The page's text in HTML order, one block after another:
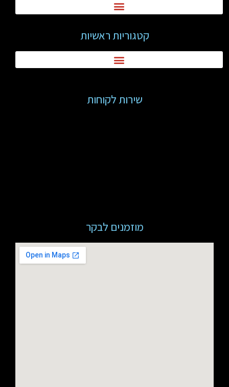
קטגוריות ראשיות
שירות לקוחות
מוזמנים לבקר